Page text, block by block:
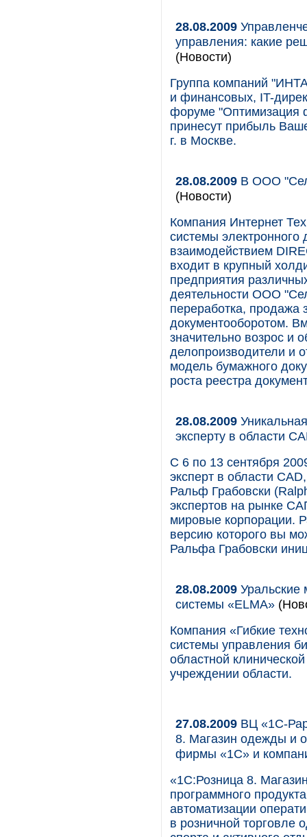
28.08.2009
управления: какие
(Новости)
Группа компаний
и финансовых, IT-
форуме "Оптимизация
принесут прибыль
г. в Москве.
28.08.2009 В ООО
(Новости)
Компания Интернет
системы электронного
взаимодействием
входит в крупный
предприятия
деятельности ООО
переработка, продажа
документооборотом.
значительно возрос и
делопроизводители и
модель бумажного
роста реестра
28.08.2009
эксперту в области
С 6 по 13 сентября
эксперт в области
Ральф Грабовски
экспертов на рынке
мировые корпорации.
версию которого вы
Ральфа Грабовски
28.08.2009 Уральские
системы «ELMA»
Компания «Гибкие
системы управления
областной
учреждении области.
27.08.2009 ВЦ «1С-
8. Магазин одежды и
фирмы «1С» и
«1С:Розница 8.
программного
автоматизации
в розничной торговле